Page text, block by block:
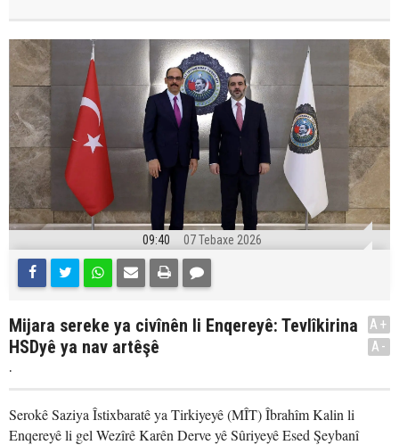
09:40 07 Tebaxe 2026
Mijara sereke ya civînên li Enqereyê: Tevlîkirina
HSDyê ya nav artêşê
.
A+
A-
Serokê Saziya Îstixbaratê ya Tirkiyeyê (MÎT) Îbrahîm Kalin li
Enqereyê li gel Wezîrê Karên Derve yê Sûriyeyê Esed Şeybanî